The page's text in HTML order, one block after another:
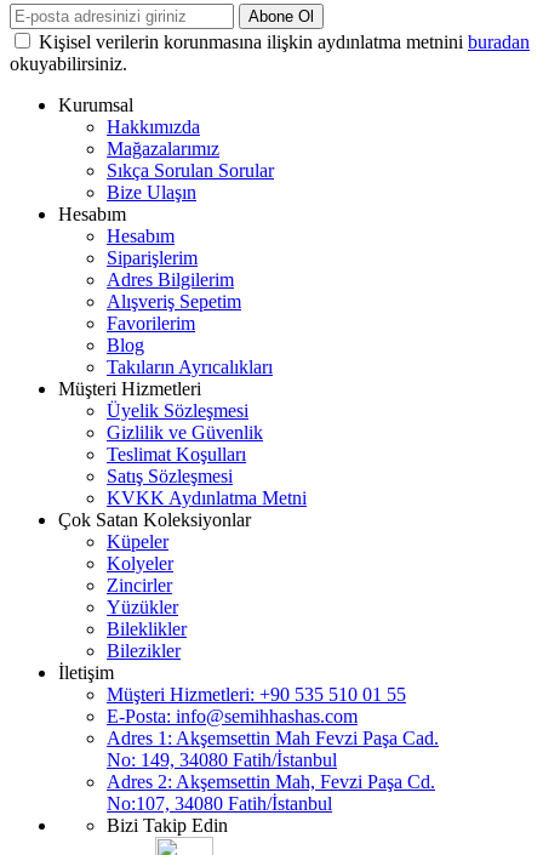
Abone Ol
Kişisel verilerin korunmasına ilişkin aydınlatma metnini buradan
okuyabilirsiniz.
Kurumsal
Hakkımızda
Mağazalarımız
Sıkça Sorulan Sorular
Bize Ulaşın
Hesabım
Hesabım
Siparişlerim
Adres Bilgilerim
Alışveriş Sepetim
Favorilerim
Blog
Takıların Ayrıcalıkları
Müşteri Hizmetleri
Üyelik Sözleşmesi
Gizlilik ve Güvenlik
Teslimat Koşulları
Satış Sözleşmesi
KVKK Aydınlatma Metni
Çok Satan Koleksiyonlar
Küpeler
Kolyeler
Zincirler
Yüzükler
Bileklikler
Bilezikler
İletişim
Müşteri Hizmetleri: +90 535 510 01 55
E-Posta: info@semihhashas.com
Adres 1: Akşemsettin Mah Fevzi Paşa Cad.
No: 149, 34080 Fatih/İstanbul
Adres 2: Akşemsettin Mah, Fevzi Paşa Cd.
No:107, 34080 Fatih/İstanbul
Bizi Takip Edin